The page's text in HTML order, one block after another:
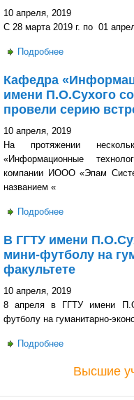
10 апреля, 2019
С 28 марта 2019 г. по 01
Подробнее
наблюдателя
Кафедра
имени П.О.Сухого
провели серию
10 апреля, 2019
На протяжении
«Информационные
компании ИООО «Эпам
названием «
Подробнее
встреч «Как
В ГГТУ имени
мини-футболу на
факультете
10 апреля, 2019
8 апреля в ГГТУ имени
футболу на гуманитарно-
Подробнее
Высшие